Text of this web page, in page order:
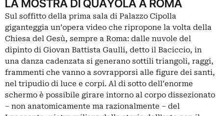
LA MOSTRA DI QUAYOLA A ROMA
Sul soffitto della prima sala di Palazzo Cipolla
giganteggia un’opera video che ripropone la volta della
Chiesa del Gesù, sempre a Roma: dalle nuvole del
dipinto di Giovan Battista Gaulli, detto il Baciccio, in
una danza cadenzata si generano sottili triangoli, raggi,
frammenti che vanno a sovrapporsi alle figure dei santi,
nel tripudio di luce e corpi. Al di sotto dell’enorme
schermo è possibile girare intorno al corpo dissezionato
‒ non anatomicamente ma razionalmente ‒ del